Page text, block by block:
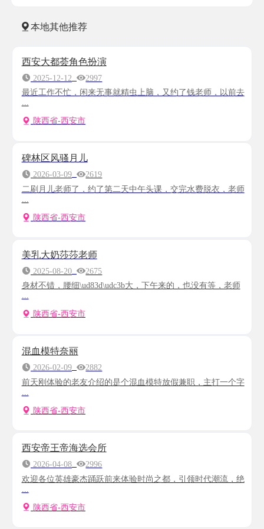
本地其他推荐
西安大都荟角色扮演
2025-12-12
2997
最近工作不忙，闲来无事就精虫上脑，又约了钱老师，以前去
...
陕西省-西安市
碑林区风骚月儿
2026-03-09
2619
二刷月儿老师了，约了第二天中午头课，交完水费脱衣，老师
陕西省-西安市
美乳大奶莎莎老师
2025-08-20
2675
身材不错，腰细\ud83d\udc3b大，下午来的，也没有等，老师
...
陕西省-西安市
混血模特奈丽
2026-02-09
2882
前天刚体验的老友介绍的是个混血模特放假兼职，主打一个字
...
陕西省-西安市
西安帝王帝海选会所
2026-04-08
2996
欢迎各位英雄豪杰踊跃前来体验时尚之都，引领时代潮流，绝
陕西省-西安市